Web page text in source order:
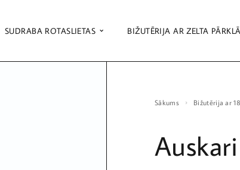
SUDRABA ROTASLIETAS BIŽUTĒRIJA AR ZELTA
Sākums Bižutērija ar
Auskari